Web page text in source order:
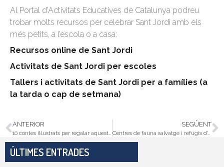
Al Portal d’Activitats Educatives de Catalunya podreu
trobar molts recursos per celebrar Sant Jordi amb els
més petits, a l’escola o a casa:
Recursos online de Sant Jordi
Activitats de Sant Jordi per escoles
Tallers i activitats de Sant Jordi per a famílies (a
la tarda o cap de setmana)
ANTERIOR
10 contes il·lustrats per regalar aquest Sant Jordi
SEGÜENT
Centres de fauna salvatge i refugis d’animals a Catalunya
ÚLTIMES ENTRADES